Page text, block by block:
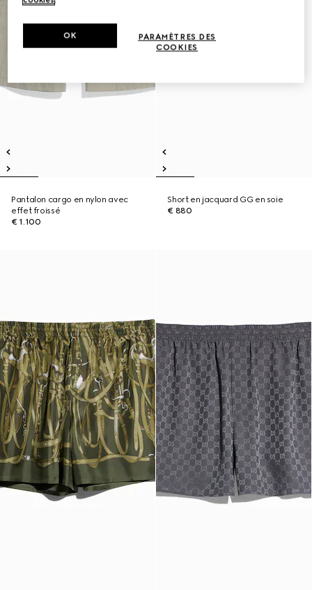
Pantalon cargo en nylon avec
effet froissé
€ 1.100
Short en jacquard GG en soie
€ 880
PARAMÈTRES DES
COOKIES
OK